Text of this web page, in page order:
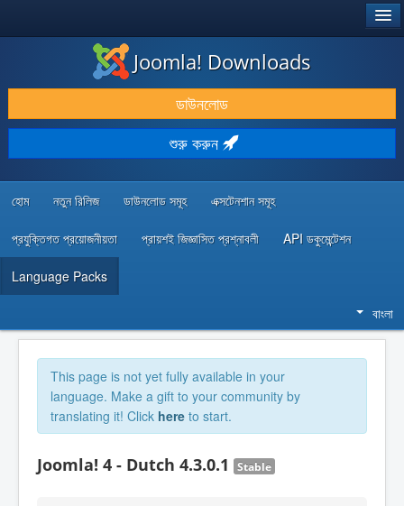
ডাউনলোড & প্রসারিত করুন
আবিষ্কার & শিখুন
কমিউনিটি & সহায়তা
Joomla! Downloads
ডাউনলোড
শুরু করুন
হোম নতুন রিলিজ ডাউনলোড সমূহ এক্সটেনশান সমূহ
প্রযুক্তিগত প্রয়োজনীয়তা প্রায়শই জিজ্ঞাসিত প্রশ্নাবলী API ডকুমেন্টেশন
Language Packs
বাংলা
This page is not yet fully available in your
language. Make a gift to your community by
translating it! Click here to start.
Joomla! 4 - Dutch 4.3.0.1 Stable